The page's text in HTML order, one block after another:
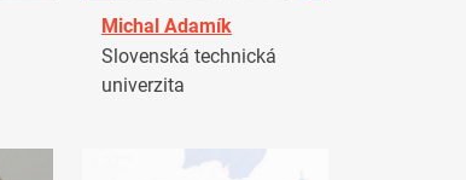
Michal Adamík
Slovenská technická
univerzita